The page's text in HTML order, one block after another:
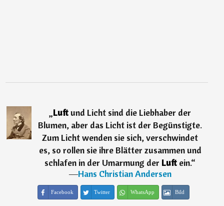
„Luftund Licht sind die Liebhaber der
Blumen, aber das Licht ist der Begünstigte.
Zum Licht wenden sie sich, verschwindet
es, so rollen sie ihre Blätter zusammen und
schlafen in der Umarmung der Luft ein.“
―Hans Christian Andersen
Facebook Twitter WhatsApp Bild